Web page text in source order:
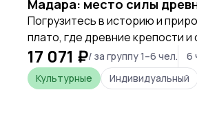
Погрузитесь в историю и
плато, где древние крепости и
пещеры хранят тайны
17 071 ₽/ за группу 1–6 чел.
6
Культурные
Индивидуальный